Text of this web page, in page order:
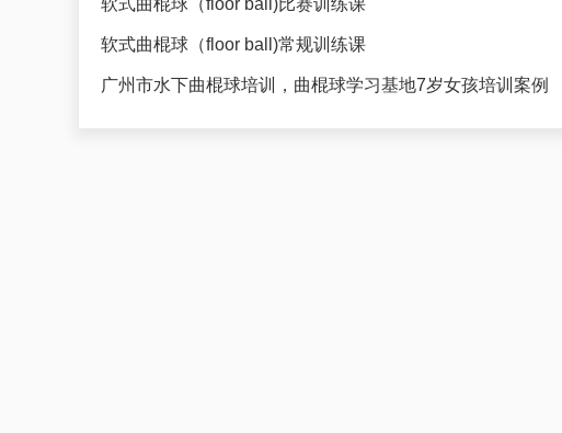
软式曲棍球（floor ball)比赛训练课
软式曲棍球（floor ball)常规训练课
广州市水下曲棍球培训，曲棍球学习基地7岁女孩培训案例